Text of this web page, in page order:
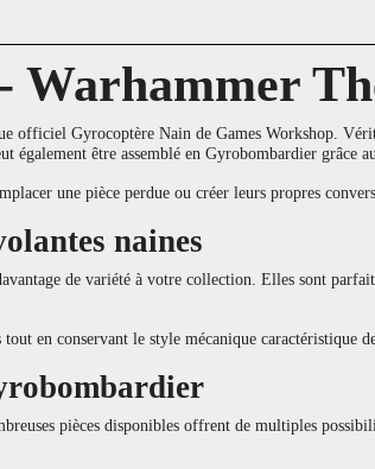
Warhammer
officiel Gyrocoptère Nain de Games Workshop.
également être assemblé en Gyrobombardier grâce
une pièce perdue ou créer leurs propres
naines
de variété à votre collection. Elles sont
en conservant le style mécanique caractéristique
pièces disponibles offrent de multiples